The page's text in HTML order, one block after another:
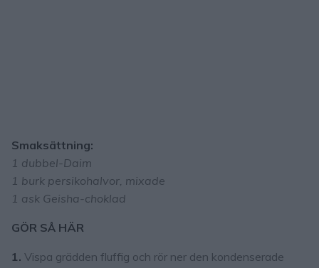
Smaksättning:
1 dubbel-Daim
1 burk persikohalvor, mixade
1 ask Geisha-choklad
GÖR SÅ HÄR
1. Vispa grädden fluffig och rör ner den kondenserade